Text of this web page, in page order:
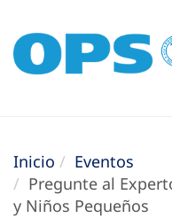
Inicio
Eventos
Pregunte al
y Niños Pequeños